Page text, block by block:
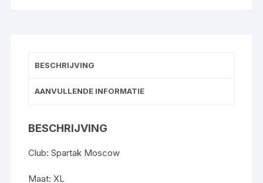
BESCHRIJVING
AANVULLENDE INFORMATIE
BESCHRIJVING
Club: Spartak Moscow
Maat: XL